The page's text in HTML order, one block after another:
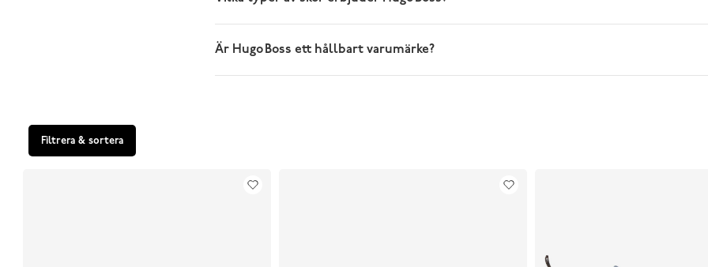
Är Hugo Boss ett hållbart varumärke?
Filtrera & sortera